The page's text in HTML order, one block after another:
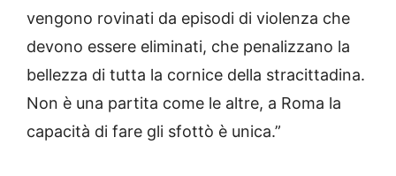
vengono rovinati da episodi di violenza che
devono essere eliminati, che penalizzano la
bellezza di tutta la cornice della stracittadina.
Non è una partita come le altre, a Roma la
capacità di fare gli sfottò è unica.”